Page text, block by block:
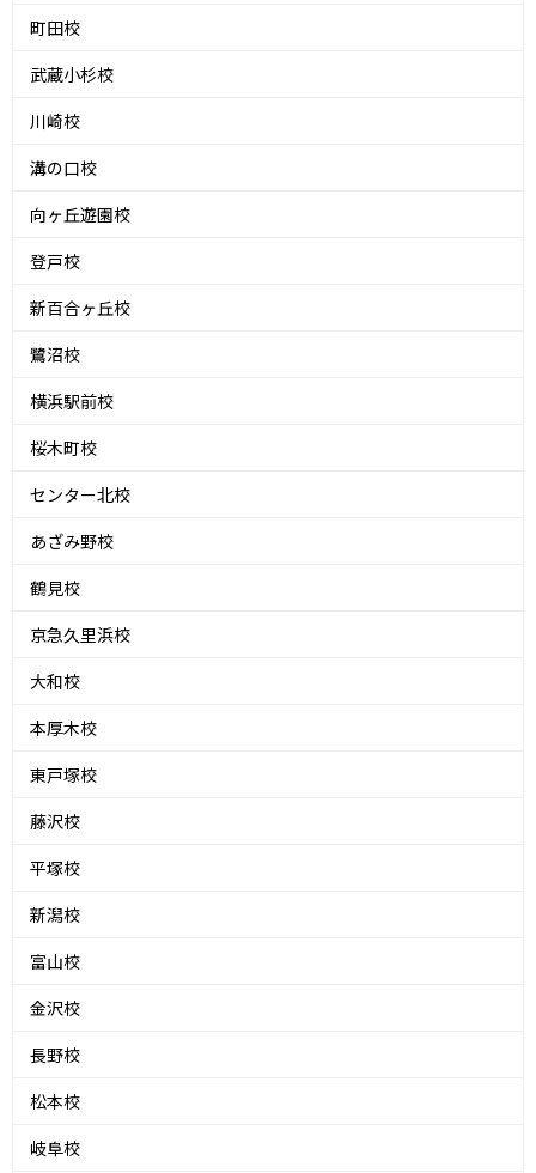
町田校
武蔵小杉校
川崎校
溝の口校
向ヶ丘遊園校
登戸校
新百合ヶ丘校
鷺沼校
横浜駅前校
桜木町校
センター北校
あざみ野校
鶴見校
京急久里浜校
大和校
本厚木校
東戸塚校
藤沢校
平塚校
新潟校
富山校
金沢校
長野校
松本校
岐阜校